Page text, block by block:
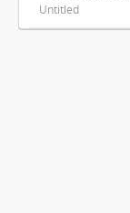
Untitled